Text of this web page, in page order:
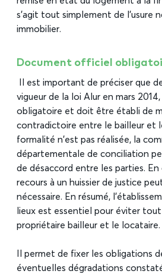
s’agit tout simplement de l’usure
immobilier.
Document officiel
Il est important de préciser que
vigueur de la loi Alur en mars
obligatoire et doit être établi de
contradictoire entre le bailleur et
formalité n’est pas réalisée, la
départementale de conciliation
de désaccord entre les parties. En
recours à un huissier de justice
nécessaire. En résumé,
lieux est essentiel pour éviter
propriétaire bailleur et le locataire.
Il permet de fixer les obligations
éventuelles dégradations